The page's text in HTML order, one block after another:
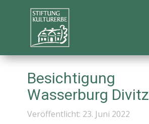
Besichtigung
Wasserburg Divitz
Veröffentlicht: 23. Juni 2022